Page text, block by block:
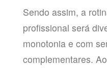
Sendo assim, a
profissional será
monotonia e com
complementares.